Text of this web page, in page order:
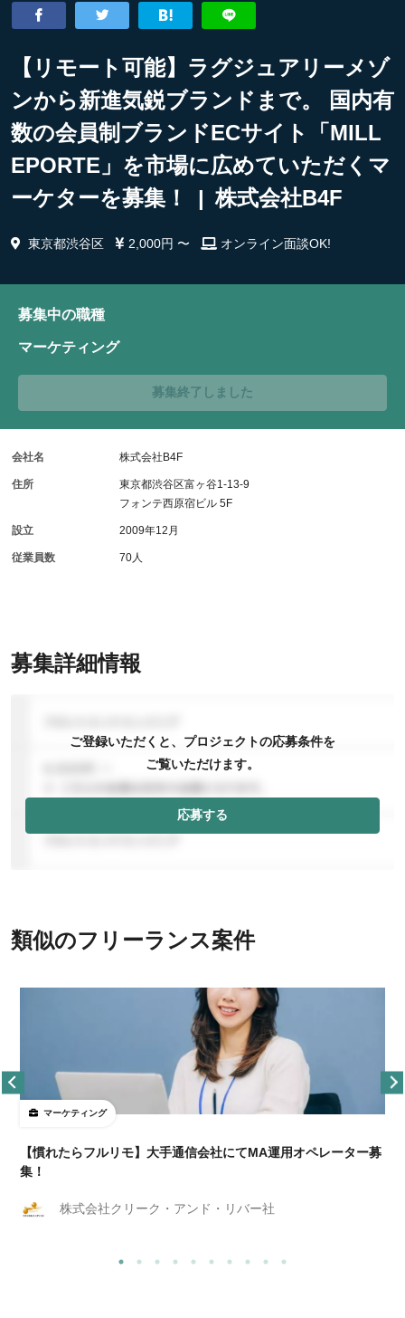
【リモート可能】ラグジュアリーメゾ
ンから新進気鋭ブランドまで。 国内有
数の会員制ブランドECサイト「MILL
EPORTE」を市場に広めていただくマ
ーケターを募集！ | 株式会社B4F
東京都渋谷区 2,000円 〜 オンライン面談OK!
募集詳細情報
ご登録いただくと、プロジェクトの応募条件を
ご覧いただけます。
応募する
募集中の職種
マーケティング
募集終了しました
会社名 株式会社B4F
住所
東京都渋谷区富ヶ谷1-13-9
フォンテ西原宿ビル 5F
設立 2009年12月
従業員数 70人
類似のフリーランス案件
マーケティング
【慣れたらフルリモ】大手通信会社にてMA運用オペレーター募
集！
株式会社クリーク・アンド・リバー社